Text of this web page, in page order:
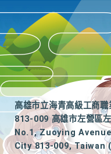
高雄市立海青高級工商職
813-009 高雄市左營區
No.1, Zuoying
City 813-009, Taiwan